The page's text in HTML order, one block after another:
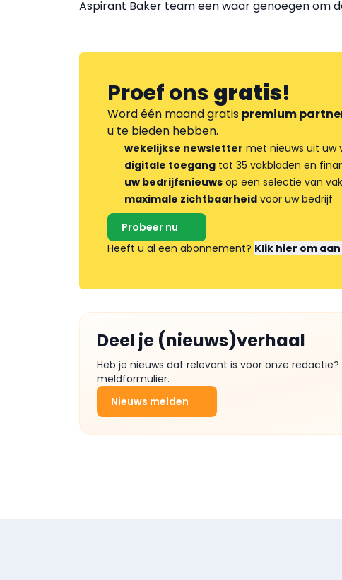
Aspirant Baker team een waar genoegen om
Proef onsgratis!
Word één maand gratis premium
u te bieden hebben.
wekelijkse newsletter met nieuws uit uw
digitale toegang tot 35 vakbladen en
uw bedrijfsnieuws op een selectie van
maximale zichtbaarheid voor uw bedrijf
Probeer nu
Heeft u al een abonnement? Klik hier om
Deel je (nieuws)verhaal
Heb je nieuws dat relevant is voor onze
meldformulier.
Nieuws melden